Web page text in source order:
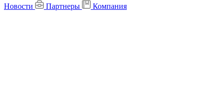
Новости
Партнеры Компания